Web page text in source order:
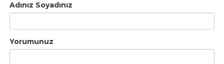
Adınız Soyadınız
Yorumunuz